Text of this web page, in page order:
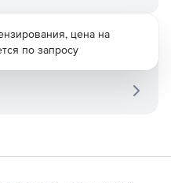
цена на
по запросу